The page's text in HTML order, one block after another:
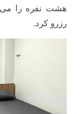
رزرو کرد.